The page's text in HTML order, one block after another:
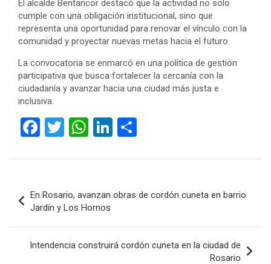
El alcalde Bentancor destacó que la actividad no solo
cumple con una obligación institucional, sino que
representa una oportunidad para renovar el vínculo con la
comunidad y proyectar nuevas metas hacia el futuro.
La convocatoria se enmarcó en una política de gestión
participativa que busca fortalecer la cercanía con la
ciudadanía y avanzar hacia una ciudad más justa e
inclusiva.
F
ce
o
o
k
T
tt
W
at
A
p
p
Li
ke
n
m
ar
tir
de
entradas
En Rosario, avanzan obras de cordón cuneta en barrio
Jardín y Los Hornos
Intendencia construirá cordón cuneta en la ciudad de
Rosario